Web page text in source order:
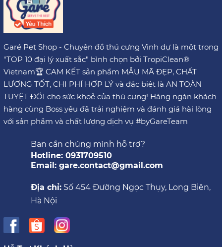
Garé Pet Shop - Chuyên đồ thú cưng Vinh dự là một trong
"TOP 10 đại lý xuất sắc" bình chọn bởi TropiClean®
Vietnam🏆 CAM KẾT sản phẩm MẪU MÃ ĐẸP, CHẤT
LƯỢNG TỐT, CHI PHÍ HỢP LÝ và đặc biệt là AN TOÀN
TUYỆT ĐỐI cho sức khoẻ của thú cưng! Hàng ngàn khách
hàng cùng Boss yêu đã trải nghiệm và đánh giá hài lòng
với sản phẩm và chất lượng dịch vụ #byGareTeam
Bạn cần chúng mình hỗ trợ?
Hotline: 0931709510
Email: gare.contact@gmail.com
Địa chỉ: Số 454 Đường Ngọc Thụy, Long Biên,
Hà Nội